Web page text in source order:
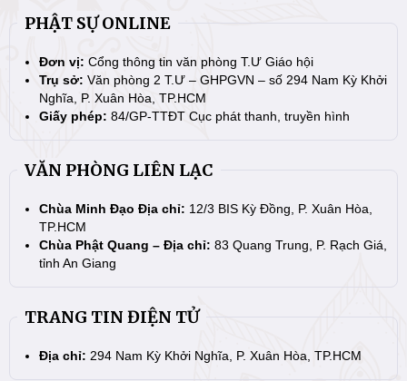
PHẬT SỰ ONLINE
Đơn vị: Cổng thông tin văn phòng T.Ư Giáo hội
Trụ sở: Văn phòng 2 T.Ư – GHPGVN – số 294 Nam Kỳ Khởi
Nghĩa, P. Xuân Hòa, TP.HCM
Giấy phép: 84/GP-TTĐT Cục phát thanh, truyền hình
VĂN PHÒNG LIÊN LẠC
Chùa Minh Đạo Địa chỉ: 12/3 BIS Kỳ Đồng, P. Xuân Hòa,
TP.HCM
Chùa Phật Quang – Địa chỉ: 83 Quang Trung, P. Rạch Giá,
tỉnh An Giang
TRANG TIN ĐIỆN TỬ
Địa chỉ: 294 Nam Kỳ Khởi Nghĩa, P. Xuân Hòa, TP.HCM